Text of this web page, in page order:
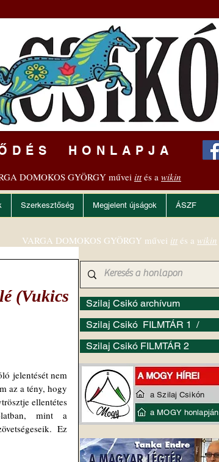
HONLAPJA
DOMOKOS GYÖRGY műveiittés a wikin
Szerkesztőség Megjelent újságok ÁSZF
(Vukics
jelentését nem
az a tény, hogy
ellentétes
mint a
Ez
Szilaj Csikó archívum
Szilaj Csikó FILMTÁR 1 /
Szilaj Csikó FILMTÁR 2
VARGA DOMOKOS GYÖRGY művei itt és a wikin
a Szilaj Csikón
a MOGY honlapján